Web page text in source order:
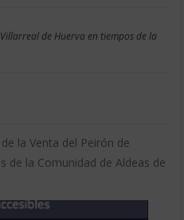
de Huerva en tiempos de la
la Venta del Peirón de
de la Comunidad de Aldeas de